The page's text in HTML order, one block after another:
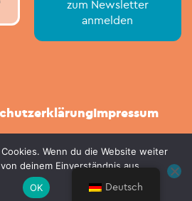
Impressum
NordOst 2021 - 2026
Deutsch
Wenn du die Website weiter
deinem Einverständnis aus.
OK